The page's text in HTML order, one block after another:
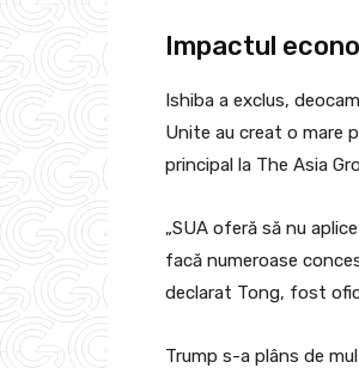
Impactul
Ishiba a exclus,
Unite au creat o mare
principal la The Asia
„SUA oferă să nu
facă numeroase
declarat Tong, fost
Trump s-a plâns de